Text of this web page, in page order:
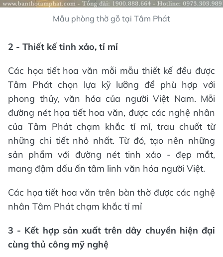
Mẫu phòng thờ gỗ tại Tâm Phát
2 - Thiết kế tinh xảo, tỉ mỉ
Các họa tiết hoa văn mỗi mẫu thiết kế đều được
Tâm Phát chọn lựa kỹ lưỡng để phù hợp với
phong thủy, văn hóa của người Việt Nam. Mỗi
đường nét họa tiết hoa văn, được các nghệ nhân
của Tâm Phát chạm khắc tỉ mỉ, trau chuốt từ
những chi tiết nhỏ nhất. Từ đó, tạo nên những
sản phẩm với đường nét tinh xảo - đẹp mắt,
mang đậm dấu ấn tâm linh văn hóa người Việt.
Các họa tiết hoa văn trên bàn thờ được các nghệ
nhân Tâm Phát chạm khắc tỉ mỉ
3 - Kết hợp sản xuất trên dây chuyền hiện đại
cùng thủ công mỹ nghệ